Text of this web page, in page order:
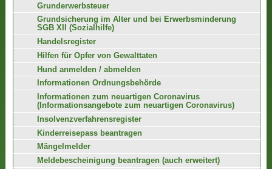
Grunderwerbsteuer
Grundsicherung im Alter und bei Erwerbsminderung
SGB XII (Sozialhilfe)
Handelsregister
Hilfen für Opfer von Gewalttaten
Hund anmelden / abmelden
Informationen Ordnungsbehörde
Informationen zum neuartigen Coronavirus
(Informationsangebote zum neuartigen Coronavirus)
Insolvenzverfahrensregister
Kinderreisepass beantragen
Mängelmelder
Meldebescheinigung beantragen (auch erweitert)